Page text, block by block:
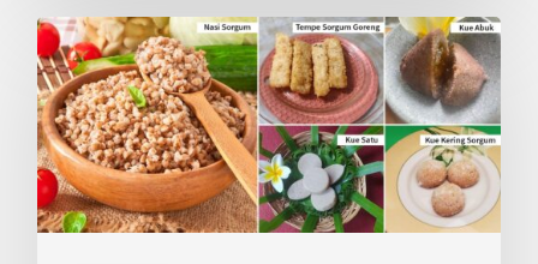
Mengembalikan
Kejayaan
Sorgum
Lewat
Riset
Kedaulatan